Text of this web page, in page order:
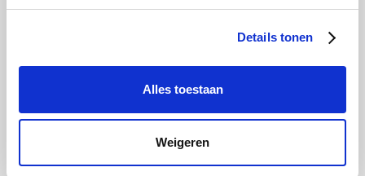
Details tonen
Alles toestaan
Weigeren
My Jewellery Tennis Point Samsung Delonghi